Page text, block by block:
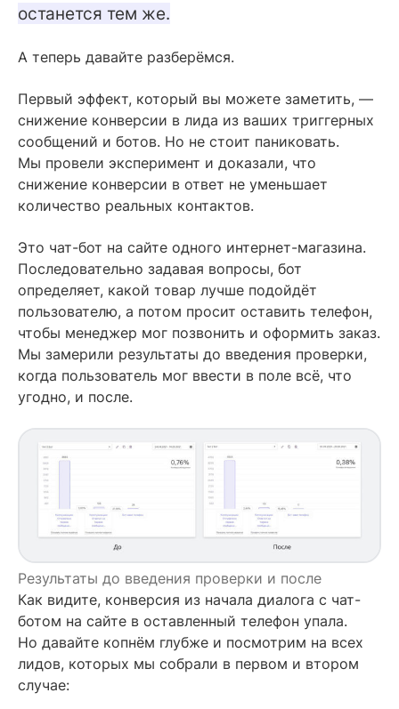
останется тем же.
А теперь давайте разберёмся.
Первый эффект, который вы можете заметить, —
снижение конверсии в лида из ваших триггерных
сообщений и ботов. Но не стоит паниковать.
Мы провели эксперимент и доказали, что
снижение конверсии в ответ не уменьшает
количество реальных контактов.
Это чат-бот на сайте одного интернет-магазина.
Последовательно задавая вопросы, бот
определяет, какой товар лучше подойдёт
пользователю, а потом просит оставить телефон,
чтобы менеджер мог позвонить и оформить заказ.
Мы замерили результаты до введения проверки,
когда пользователь мог ввести в поле всё, что
угодно, и после.
Результаты до введения проверки и после
Как видите, конверсия из начала диалога с чат-
ботом на сайте в оставленный телефон упала.
Но давайте копнём глубже и посмотрим на всех
лидов, которых мы собрали в первом и втором
случае: